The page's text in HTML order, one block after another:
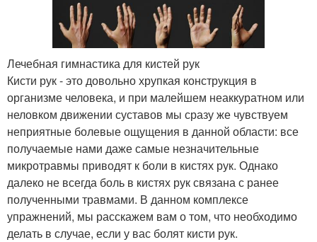
Лечебная гимнастика для кистей рук
Кисти рук - это довольно хрупкая конструкция в
организме человека, и при малейшем неаккуратном или
неловком движении суставов мы сразу же чувствуем
неприятные болевые ощущения в данной области: все
получаемые нами даже самые незначительные
микротравмы приводят к боли в кистях рук. Однако
далеко не всегда боль в кистях рук связана с ранее
полученными травмами. В данном комплексе
упражнений, мы расскажем вам о том, что необходимо
делать в случае, если у вас болят кисти рук.